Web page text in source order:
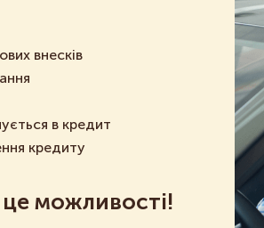
внесків
в кредит
кредиту
можливості!